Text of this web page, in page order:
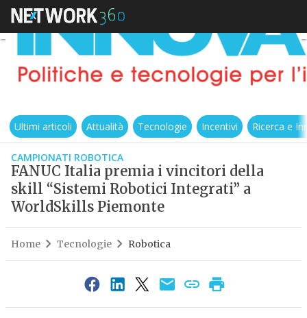
Ultimi articoli Attualità Tecnologie Incentivi Ricerca e
CAMPIONATI ROBOTICA
FANUC Italia premia i vincitori della
skill “Sistemi Robotici Integrati” a
WorldSkills Piemonte
Home Tecnologie Robotica